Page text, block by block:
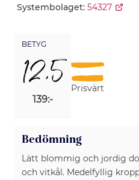
Systembolaget: 54327
BETYG
12,5
139:-
Prisvärt
Bedömning
Lätt blommig och jordig
och vitkål. Medelfyllig